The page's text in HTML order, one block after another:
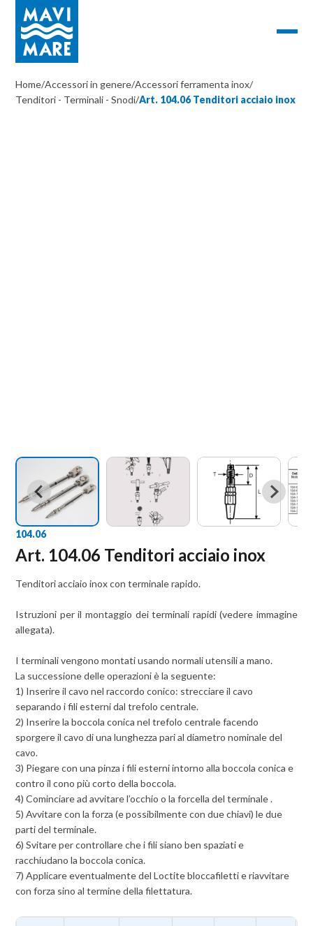
Home/Accessori in genere/Accessori ferramenta inox/
Tenditori - Terminali - Snodi/Art. 104.06 Tenditori acciaio inox
104.06
Art. 104.06 Tenditori acciaio inox
Tenditori acciaio inox con terminale rapido.
Istruzioni per il montaggio dei terminali rapidi (vedere immagine
allegata).
I terminali vengono montati usando normali utensili a mano.
La successione delle operazioni è la seguente:
1) Inserire il cavo nel raccordo conico: strecciare il cavo
separando i fili esterni dal trefolo centrale.
2) Inserire la boccola conica nel trefolo centrale facendo
sporgere il cavo di una lunghezza pari al diametro nominale del
cavo.
3) Piegare con una pinza i fili esterni intorno alla boccola conica e
contro il cono più corto della boccola.
4) Cominciare ad avvitare l’occhio o la forcella del terminale .
5) Avvitare con la forza (e possibilmente con due chiavi) le due
parti del terminale.
6) Svitare per controllare che i fili siano ben spaziati e
racchiudano la boccola conica.
7) Applicare eventualmente del Loctite bloccafiletti e riavvitare
con forza sino al termine della filettatura.